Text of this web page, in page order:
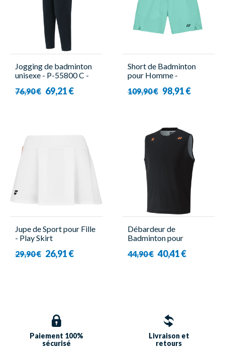
Jogging de badminton
unisexe - P-55800 C -
76,90 € 69,21 €
Short de Badminton
pour Homme -
Yonex
109,90 € 98,91 €
Jupe de Sport pour Fille
- Play Skirt
Babolat
29,90 € 26,91 €
Débardeur de
Badminton pour
Viktor Axelsen Noir-
44,90 € 40,41 €
Paiement 100%
sécurisé
Livraison et
retours